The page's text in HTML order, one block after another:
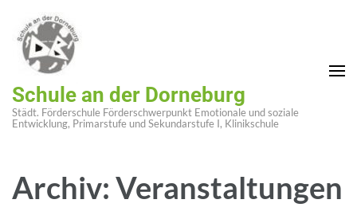
Inhalt
springen
drücken)
Schule an der Dorneburg
Städt. Förderschule Förderschwerpunkt Emotionale und soziale
Entwicklung, Primarstufe und Sekundarstufe I, Klinikschule
Archiv:Veranstaltungen